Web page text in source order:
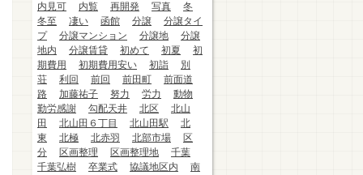
内見可
内覧 再開発 写真
冬
冬至
凄い 函館 分譲
分譲タイ
プ
分譲マンション 分譲地
分譲
地内
分譲賃貸 初めて 初夏
初
期費用
初期費用安い 初詣
別
荘
利回 前回 前田町
前面道
路
加藤祐子 努力 労力
動物
勤労感謝
勾配天井 北区
北山
田
北山田６丁目 北山田駅
北
東
北極 北赤羽 北部市場
区
分
区画整理 区画整理地
千葉
千葉弘樹
卒業式 協議地区内
南